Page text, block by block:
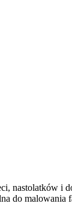
nastolatków i
do malowania